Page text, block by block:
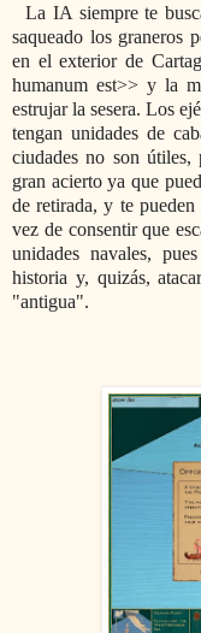
La IA siempre te
saqueado los graneros
en el exterior de
humanum est>> y la
estrujar la sesera. Los
tengan unidades de
ciudades no son útiles,
gran acierto ya que
de retirada, y te
vez de consentir que
unidades navales,
historia y, quizás,
"antigua".